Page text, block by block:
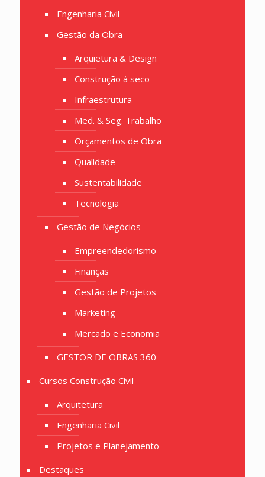
Engenharia Civil
Gestão da Obra
Arquietura & Design
Construção à seco
Infraestrutura
Med. & Seg. Trabalho
Orçamentos de Obra
Qualidade
Sustentabilidade
Tecnologia
Gestão de Negócios
Empreendedorismo
Finanças
Gestão de Projetos
Marketing
Mercado e Economia
GESTOR DE OBRAS 360
Cursos Construção Civil
Arquitetura
Engenharia Civil
Projetos e Planejamento
Destaques